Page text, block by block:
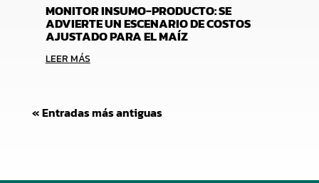
MONITOR INSUMO-PRODUCTO: SE
ADVIERTE UN ESCENARIO DE COSTOS
AJUSTADO PARA EL MAÍZ
LEER MÁS
« Entradas más antiguas